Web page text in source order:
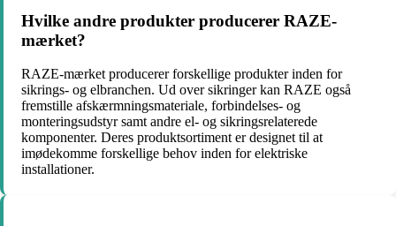
Hvilke andre produkter producerer RAZE-
mærket?
RAZE-mærket producerer forskellige produkter inden for
sikrings- og elbranchen. Ud over sikringer kan RAZE også
fremstille afskærmningsmateriale, forbindelses- og
monteringsudstyr samt andre el- og sikringsrelaterede
komponenter. Deres produktsortiment er designet til at
imødekomme forskellige behov inden for elektriske
installationer.